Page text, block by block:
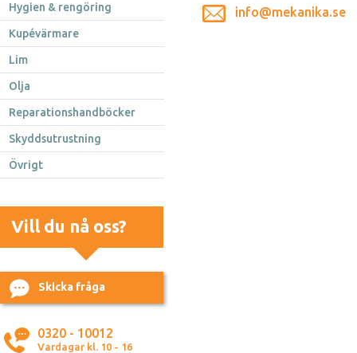
Hygien & rengöring
Kupévärmare
Lim
Olja
Reparationshandböcker
Skyddsutrustning
Övrigt
Vill du nå oss?
Skicka fråga
0320 - 10012
Vardagar kl. 10 - 16
info@mekanika.se